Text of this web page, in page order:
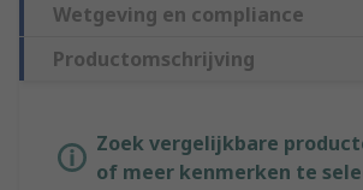
Wetgeving en compliance
Productomschrijving
Zoek vergelijkbare
of meer kenmerken te